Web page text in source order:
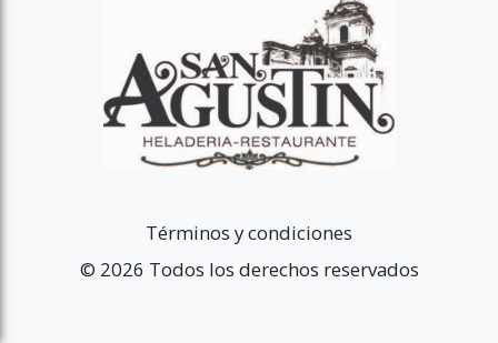
Términos y condiciones
© 2026 Todos los derechos reservados